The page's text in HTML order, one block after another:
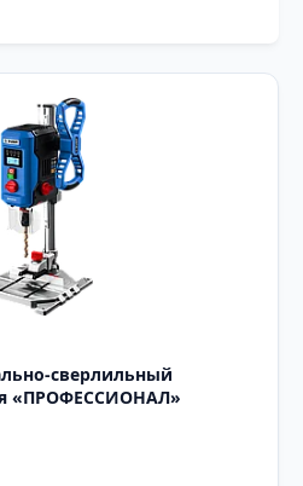
сверлильный
«ПРОФЕССИОНАЛ»